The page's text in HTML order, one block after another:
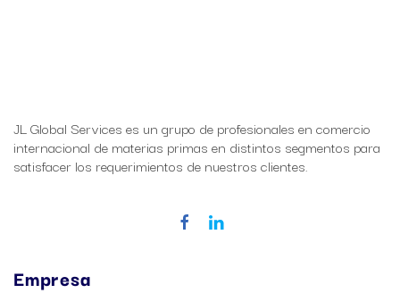
JL Global Services es un grupo de profesionales en comercio
internacional de materias primas en distintos segmentos para
satisfacer los requerimientos de nuestros clientes.
Empresa